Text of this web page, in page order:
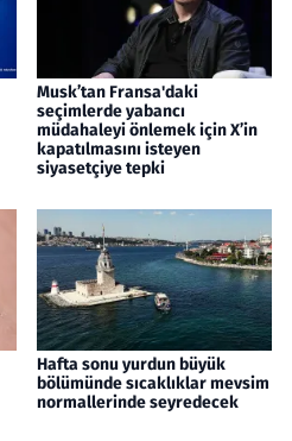
Musk’tan Fransa'daki
seçimlerde yabancı
müdahaleyi önlemek için X’in
kapatılmasını isteyen
siyasetçiye tepki
Hafta sonu yurdun büyük
bölümünde sıcaklıklar mevsim
normallerinde seyredecek